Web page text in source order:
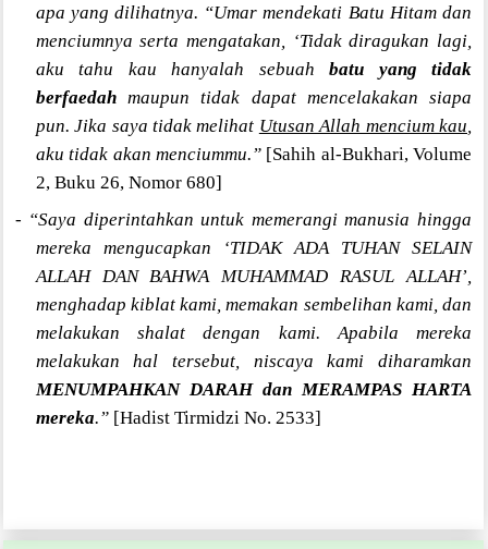
apa yang dilihatnya. “Umar mendekati Batu Hitam dan
menciumnya serta mengatakan, ‘Tidak diragukan lagi,
aku tahu kau hanyalah sebuahbatu yang tidak
berfaedahmaupun tidak dapat mencelakakan siapa
pun. Jika saya tidak melihat Utusan Allah mencium kau,
aku tidak akan menciummu.”[Sahih al-Bukhari, Volume
2, Buku 26, Nomor 680]
- “Saya diperintahkan untuk memerangi manusia hingga
mereka mengucapkan ‘TIDAK ADA TUHAN SELAIN
ALLAH DAN BAHWA MUHAMMAD RASUL ALLAH’,
menghadap kiblat kami, memakan sembelihan kami, dan
melakukan shalat dengan kami. Apabila mereka
melakukan hal tersebut, niscaya kami diharamkan
MENUMPAHKAN DARAH dan MERAMPAS HARTA
mereka.”[Hadist Tirmidzi No. 2533]